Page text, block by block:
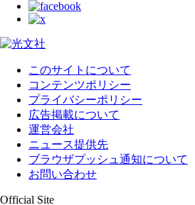
このサイトについて
コンテンツポリシー
プライバシーポリシー
広告掲載について
運営会社
ニュース提供先
ブラウザプッシュ通知について
お問い合わせ
Official Site